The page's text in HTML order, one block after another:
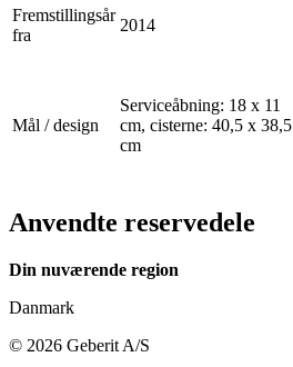
Fremstillingsår
fra
2014
Mål / design
Serviceåbning: 18 x 11
cm, cisterne: 40,5 x 38,5
cm
Anvendte reservedele
Din nuværende region
Danmark
© 2026 Geberit A/S